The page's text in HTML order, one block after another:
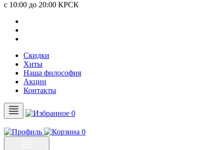
c 10:00 до 20:00 КРСК
Скидки
Хиты
Наша философия
Акции
Контакты
0
0